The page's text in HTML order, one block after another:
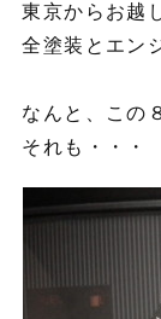
東京からお越
全塗装とエン
なんと、この
それも・・・